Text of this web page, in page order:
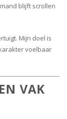
blijft scrollen
Mijn doel is
voelbaar
VAK